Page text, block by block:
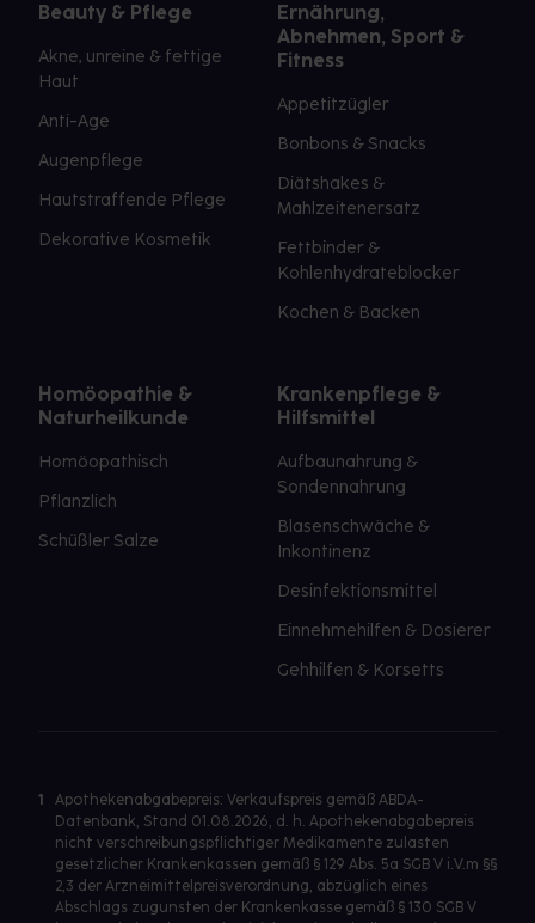
Beauty & Pflege
Akne, unreine & fettige
Haut
Anti-Age
Augenpflege
Hautstraffende Pflege
Dekorative Kosmetik
Ernährung,
Abnehmen, Sport &
Fitness
Appetitzügler
Bonbons & Snacks
Diätshakes &
Mahlzeitenersatz
Fettbinder &
Kohlenhydrateblocker
Kochen & Backen
Homöopathie &
Naturheilkunde
Homöopathisch
Pflanzlich
Schüßler Salze
Krankenpflege &
Hilfsmittel
Aufbaunahrung &
Sondennahrung
Blasenschwäche &
Inkontinenz
Desinfektionsmittel
Einnehmehilfen & Dosierer
Gehhilfen & Korsetts
1
Apothekenabgabepreis: Verkaufspreis gemäß ABDA-
Datenbank, Stand 01.08.2026, d. h. Apothekenabgabepreis
nicht verschreibungspflichtiger Medikamente zulasten
gesetzlicher Krankenkassen gemäß § 129 Abs. 5a SGB V i.V.m §§
2,3 der Arzneimittelpreisverordnung, abzüglich eines
Abschlags zugunsten der Krankenkasse gemäß § 130 SGB V